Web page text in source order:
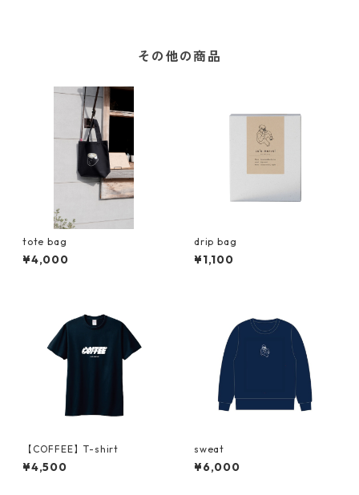
その他の商品
tote bag
¥4,000
drip bag
¥1,100
【COFFEE】T-shirt
¥4,500
sweat
¥6,000